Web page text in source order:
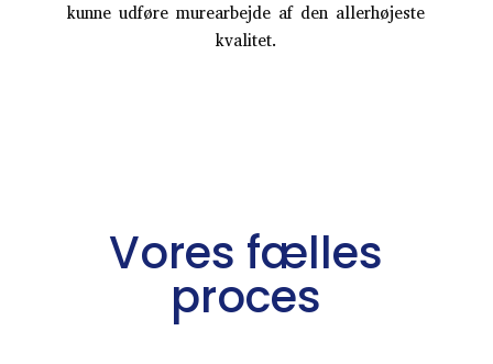
kunne udføre murearbejde af den allerhøjeste
kvalitet.
Vores fælles
proces